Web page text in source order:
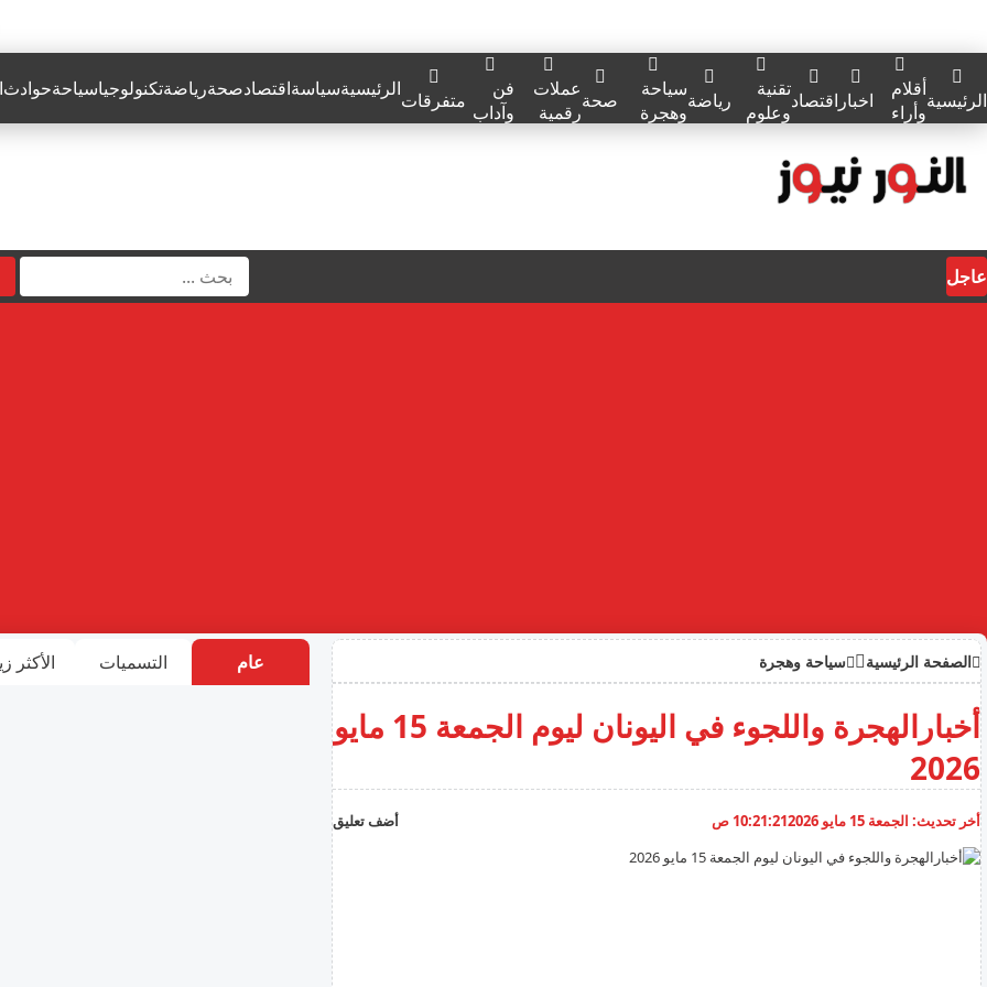
الرئيسيةأقلام
وأراء
اخبار اقتصادتقنية
وعلوم
رياضةسياحة
وهجرة
صحةعملات
رقمية
فن
وآداب متفرقاتالرئيسيةسياسةاقتصادصحةرياضةتكنولوجياسياحةحوادث
عاجل
الصفحة الرئيسية سياحة وهجرة
أخبارالهجرة واللجوء في اليونان ليوم الجمعة 15 مايو
2026
أخر تحديث: الجمعة 15 مايو 2026 10:21:21 ص أضف تعليق
عام التسميات الأكثر